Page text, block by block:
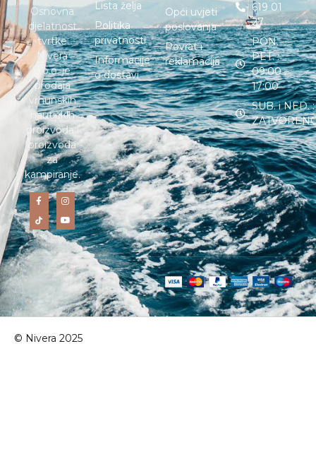
Osnovna
djelatnost
tvrtke
Nivera
d.o.o. je
prodaja
vrhunskih
nautičkih
proizvoda i
proizvoda
za
kampiranje.
Lista želja
Politika
privatnosti
Informacije
o dostavi
Opći uvjeti
poslovanja
Povrat i
reklamacija
619 01
27
PON. –
PET. :
09:00 –
17:00
SUB. i NED. :
© Nivera 2025